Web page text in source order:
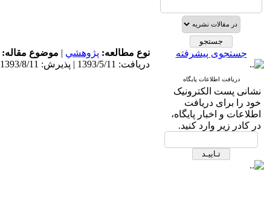
جستجوی پیشرفته
دریافت اطلاعات پایگاه
نشانی پست الکترونیک
خود را برای دریافت
اطلاعات و اخبار پایگاه،
در کادر زیر وارد کنید.
نوع مطالعه: پژوهشي | موضوع مقاله:
دریافت: 1393/5/11 | پذیرش: 1393/8/11 | انتشار: 1394/1/10